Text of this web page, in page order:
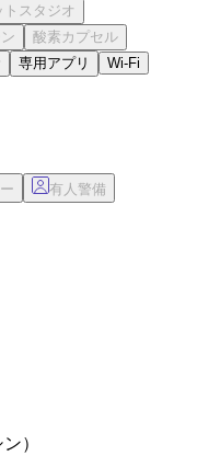
専用アプリ
Wi-Fi
）